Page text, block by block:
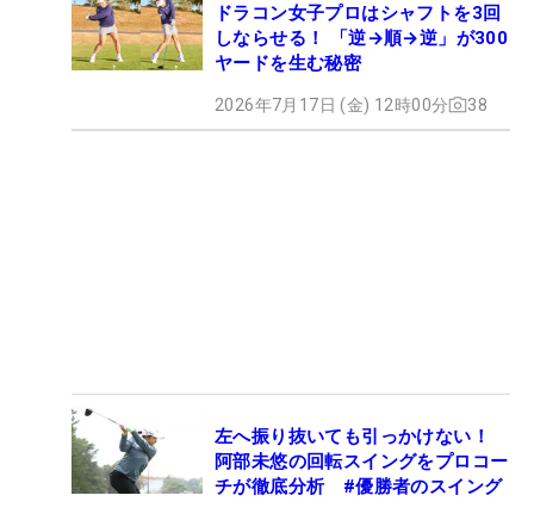
ドラコン女子プロはシャフトを3回
しならせる！ 「逆→順→逆」が300
ヤードを生む秘密
2026年7月17日 (金) 12時00分 38
左へ振り抜いても引っかけない！
阿部未悠の回転スイングをプロコー
チが徹底分析 #優勝者のスイング